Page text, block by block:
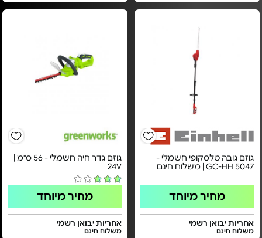
גוזם גובה טלסקופי חשמלי -
GC-HH 5047 | משלוח חינם
מחיר מיוחד
אחריות יבואן רשמי
משלוח חינם
גוזם גדר חיה חשמלי - ​56 ס"מ |
24V​
מחיר מיוחד
אחריות יבואן רשמי
משלוח חינם